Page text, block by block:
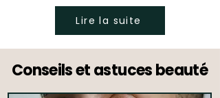
Lire la suite
Conseils et astuces beauté